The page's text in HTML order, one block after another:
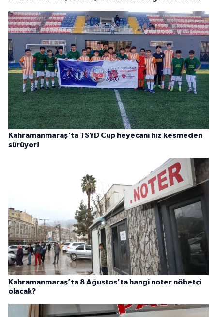
Kahramanmaraş'ta TSYD Cup heyecanı hız kesmeden
sürüyor!
Kahramanmaraş’ta 8 Ağustos’ta hangi noter nöbetçi
olacak?